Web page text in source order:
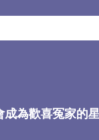
成為歡喜冤家的